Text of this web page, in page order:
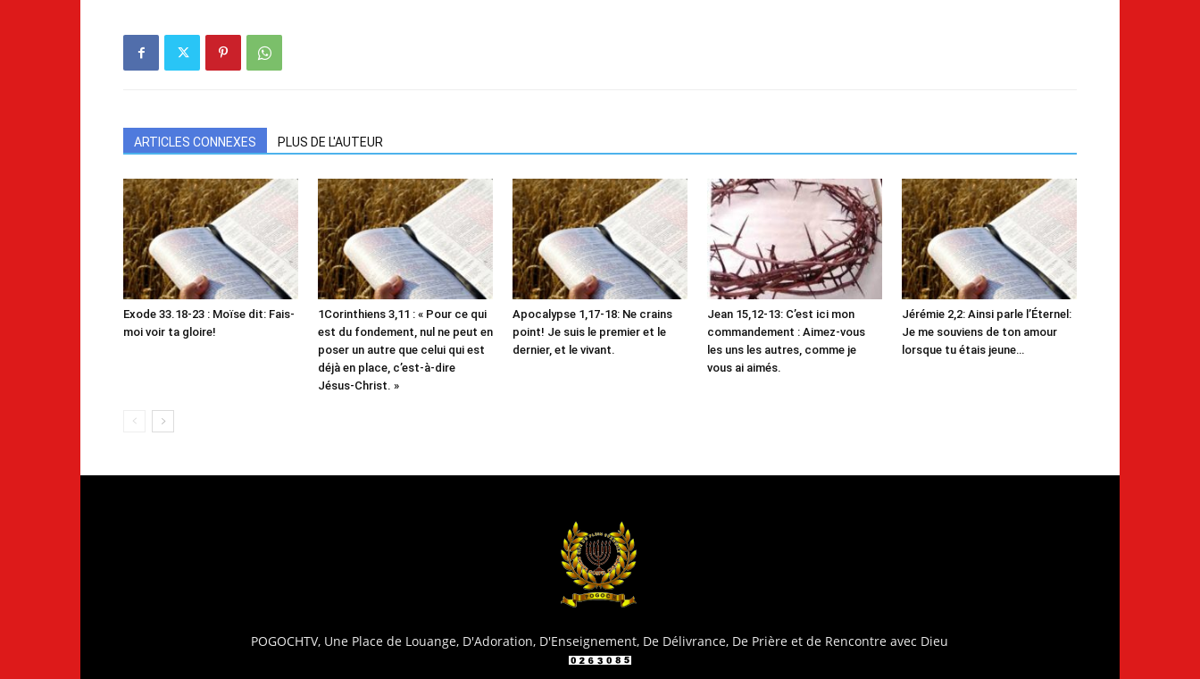
ARTICLES CONNEXES PLUS DE L'AUTEUR
Exode 33.18-23 : Moïse dit: Fais-
moi voir ta gloire!
1Corinthiens 3,11 : « Pour ce qui
est du fondement, nul ne peut en
poser un autre que celui qui est
déjà en place, c’est-à-dire
Jésus-Christ. »
Apocalypse 1,17-18: Ne crains
point! Je suis le premier et le
dernier, et le vivant.
Jean 15,12-13: C’est ici mon
commandement : Aimez-vous
les uns les autres, comme je
vous ai aimés.
Jérémie 2,2: Ainsi parle l’Éternel:
Je me souviens de ton amour
lorsque tu étais jeune…
POGOCHTV, Une Place de Louange, D'Adoration, D'Enseignement, De Délivrance, De Prière et de Rencontre avec Dieu